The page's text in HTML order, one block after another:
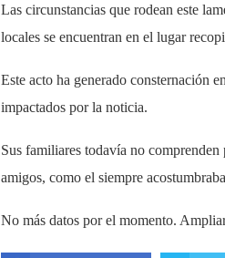
Las circunstancias que rodean este
locales se encuentran en el lugar
Este acto ha generado consternación
impactados por la noticia.
Sus familiares todavía no
amigos, como el siempre
No más datos por el momento.